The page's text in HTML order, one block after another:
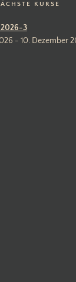
KURSE
3
- 10. Dezember